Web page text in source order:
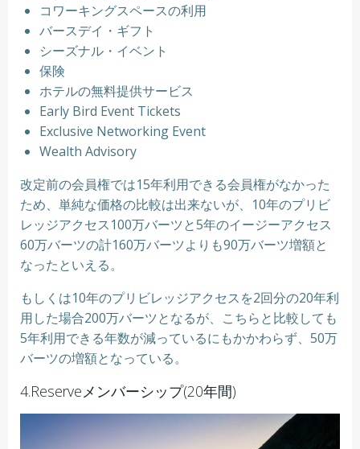
コワーキングスペースの利用
バースデイ・ギフト
シーズナル・イベント
保険
ホテルの無料提供サービス
Early Bird Event Tickets
Exclusive Networking Event
Wealth Advisory
改定前の会員権では15年利用できる会員権がなかった
ため、単純な価格の比較は出来ないが、10年のプリビ
レッジアクセス100万バーツと5年のイージーアクセス
60万バーツの計160万バーツよりも90万バーツ増額と
なったといえる。
もしくは10年のプリビレッジアクセスを2回分の20年利
用した場合200万バーツとなるが、こちらと比較しても
5年利用できる年数が減っているにもかかわらず、50万
バーツの増額となっている。
4.Reserveメンバーシップ(20年間)